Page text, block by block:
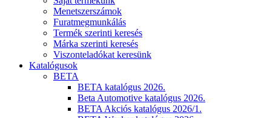
Menetszerszámok
Furatmegmunkálás
Termék szerinti keresés
Márka szerinti keresés
Viszonteladókat keresünk
Katalógusok
BETA
BETA katalógus 2026.
Beta Automotive katalógus 2026.
BETA Akciós katalógus 2026/1.